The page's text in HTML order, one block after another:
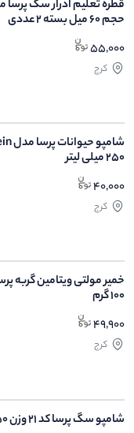
حجم 60 میل بسته 2 عددی
55,000
کرج
250 میلی لیتر
40,000
کرج
100 گرم
49,900
کرج
شامپو سگ پرسا کد 21 وزن 250 گرم